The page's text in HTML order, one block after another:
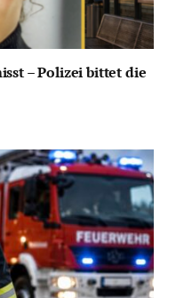
– Polizei bittet die